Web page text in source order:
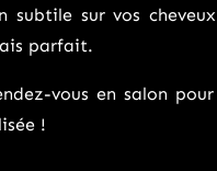
subtile sur vos
parfait.
vous en salon
!